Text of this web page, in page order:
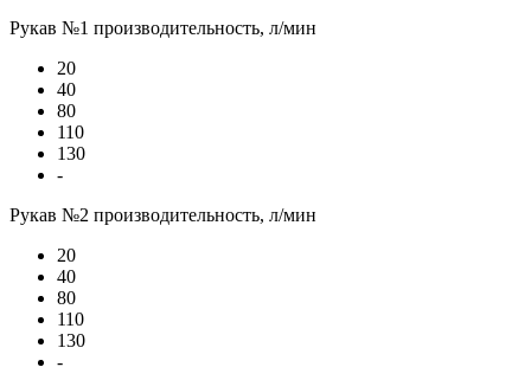
Рукав №1 производительность, л/мин
20
40
80
110
130
-
Рукав №2 производительность, л/мин
20
40
80
110
130
-